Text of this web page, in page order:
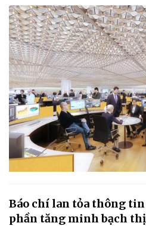
Báo chí lan tỏa thông
phần tăng minh bạch